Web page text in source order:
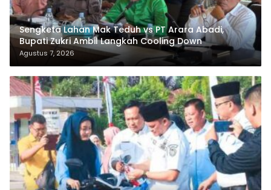
Sengketa Lahan Mak Teduh vs PT Arara Abadi,
Bupati Zukri Ambil Langkah Cooling Down
Agustus 7, 2026